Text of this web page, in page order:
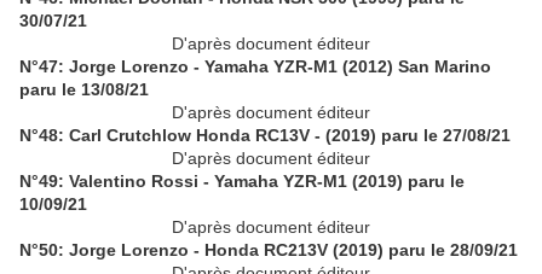
30/07/21
D'après document éditeur
N°47: Jorge Lorenzo - Yamaha YZR-M1 (2012) San Marino
paru le 13/08/21
D'après document éditeur
N°48: Carl Crutchlow Honda RC13V - (2019) paru le 27/08/21
D'après document éditeur
N°49: Valentino Rossi - Yamaha YZR-M1 (2019) paru le
10/09/21
D'après document éditeur
N°50: Jorge Lorenzo - Honda RC213V (2019) paru le 28/09/21